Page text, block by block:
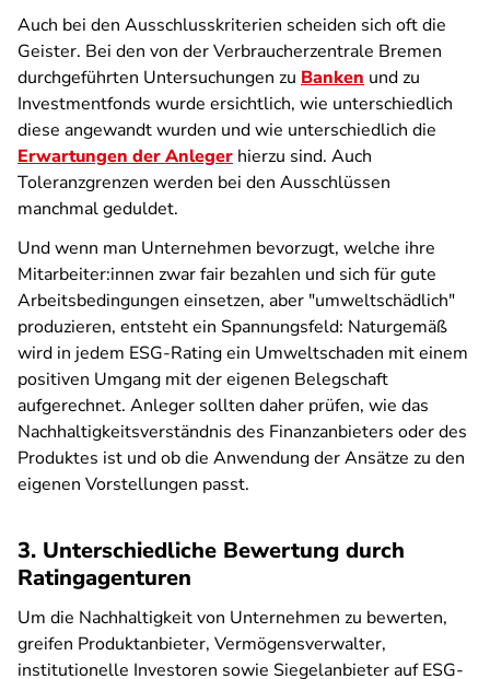
Auch bei den Ausschlusskriterien scheiden sich oft die
Geister. Bei den von der Verbraucherzentrale Bremen
durchgeführten Untersuchungen zu Banken und zu
Investmentfonds wurde ersichtlich, wie unterschiedlich
diese angewandt wurden und wie unterschiedlich die
Erwartungen der Anleger hierzu sind. Auch
Toleranzgrenzen werden bei den Ausschlüssen
manchmal geduldet.
Und wenn man Unternehmen bevorzugt, welche ihre
Mitarbeiter:innen zwar fair bezahlen und sich für gute
Arbeitsbedingungen einsetzen, aber "umweltschädlich"
produzieren, entsteht ein Spannungsfeld: Naturgemäß
wird in jedem ESG-Rating ein Umweltschaden mit einem
positiven Umgang mit der eigenen Belegschaft
aufgerechnet. Anleger sollten daher prüfen, wie das
Nachhaltigkeitsverständnis des Finanzanbieters oder des
Produktes ist und ob die Anwendung der Ansätze zu den
eigenen Vorstellungen passt.
3. Unterschiedliche Bewertung durch
Ratingagenturen
Um die Nachhaltigkeit von Unternehmen zu bewerten,
greifen Produktanbieter, Vermögensverwalter,
institutionelle Investoren sowie Siegelanbieter auf ESG-